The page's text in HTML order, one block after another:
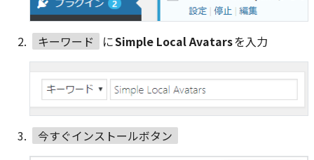
キーワード にSimple Local Avatarsを入力
今すぐインストールボタン